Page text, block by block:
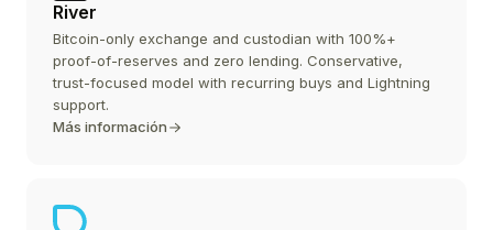
River
Bitcoin-only exchange and custodian with 100%+
proof-of-reserves and zero lending. Conservative,
trust-focused model with recurring buys and Lightning
support.
Más información